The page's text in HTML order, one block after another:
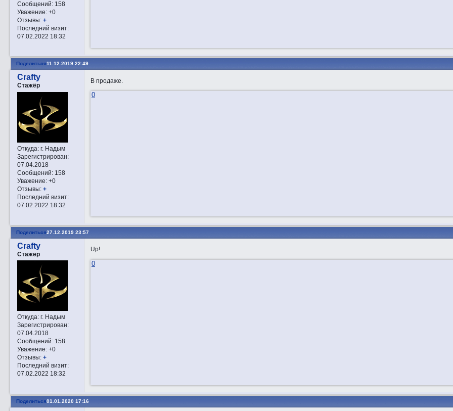
Сообщений:158
Уважение: +0
Отзывы: +
Последний визит:
07.02.2022 18:32
Поделиться11.12.2019 22:49
Crafty
Стажёр
Откуда:г. Надым
Зарегистрирован:
07.04.2018
Сообщений:158
Уважение: +0
Отзывы: +
Последний визит:
07.02.2022 18:32
В продаже.
0
Поделиться27.12.2019 23:57
Crafty
Стажёр
Откуда:г. Надым
Зарегистрирован:
07.04.2018
Сообщений:158
Уважение: +0
Отзывы: +
Последний визит:
07.02.2022 18:32
Up!
0
Поделиться01.01.2020 17:16